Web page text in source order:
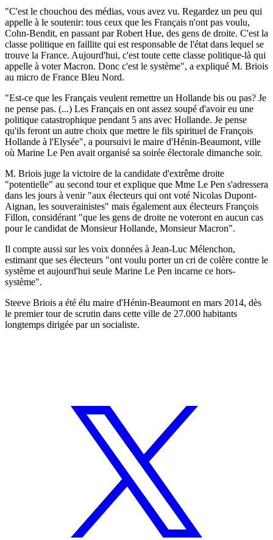
"C'est le chouchou des médias, vous avez vu. Regardez un peu qui
appelle à le soutenir: tous ceux que les Français n'ont pas voulu,
Cohn-Bendit, en passant par Robert Hue, des gens de droite. C'est la
classe politique en faillite qui est responsable de l'état dans lequel se
trouve la France. Aujourd'hui, c'est toute cette classe politique-là qui
appelle à voter Macron. Donc c'est le système", a expliqué M. Briois
au micro de France Bleu Nord.
"Est-ce que les Français veulent remettre un Hollande bis ou pas? Je
ne pense pas. (...) Les Français en ont assez soupé d'avoir eu une
politique catastrophique pendant 5 ans avec Hollande. Je pense
qu'ils feront un autre choix que mettre le fils spirituel de François
Hollande à l'Elysée", a poursuivi le maire d'Hénin-Beaumont, ville
où Marine Le Pen avait organisé sa soirée électorale dimanche soir.
M. Briois juge la victoire de la candidate d'extrême droite
"potentielle" au second tour et explique que Mme Le Pen s'adressera
dans les jours à venir "aux électeurs qui ont voté Nicolas Dupont-
Aignan, les souverainistes" mais également aux électeurs François
Fillon, considérant "que les gens de droite ne voteront en aucun cas
pour le candidat de Monsieur Hollande, Monsieur Macron".
Il compte aussi sur les voix données à Jean-Luc Mélenchon,
estimant que ses électeurs "ont voulu porter un cri de colère contre le
système et aujourd'hui seule Marine Le Pen incarne ce hors-
système".
Steeve Briois a été élu maire d'Hénin-Beaumont en mars 2014, dès
le premier tour de scrutin dans cette ville de 27.000 habitants
longtemps dirigée par un socialiste.